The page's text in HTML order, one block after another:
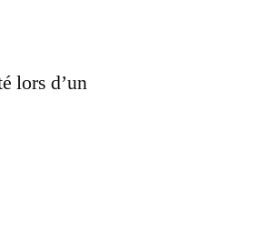
lors d’un